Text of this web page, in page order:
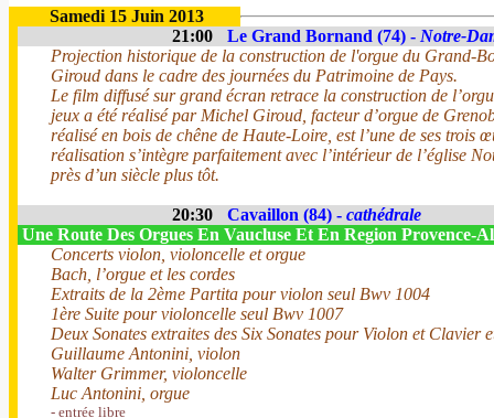
Samedi 15 Juin 2013
21:00
Le Grand Bornand (74) - Notre-
Projection historique de la construction de l'orgue du Grand-
Giroud dans le cadre des journées du Patrimoine de Pays.
Le film diffusé sur grand écran retrace la construction de
jeux a été réalisé par Michel Giroud, facteur d’orgue de
réalisé en bois de chêne de Haute-Loire, est l’une de ses trois
réalisation s’intègre parfaitement avec l’intérieur de l’église
près d’un siècle plus tôt.
20:30 Cavaillon (84) - cathédrale
Une Route Des Orgues En Vaucluse Et En Region Provence-
Concerts violon, violoncelle et orgue
Bach, l’orgue et les cordes
Extraits de la 2ème Partita pour violon seul Bwv 1004
1ère Suite pour violoncelle seul Bwv 1007
Deux Sonates extraites des Six Sonates pour Violon et Clavier
Guillaume Antonini, violon
Walter Grimmer, violoncelle
Luc Antonini, orgue
- entrée libre